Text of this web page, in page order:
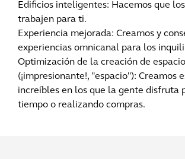
Edificios inteligentes: Hacemos que
trabajen para ti.
Experiencia mejorada: Creamos y
experiencias omnicanal para los
Optimización de la creación de espacio
(¡impresionante!, "espacio"): Creamos
increíbles en los que la gente disfruta
tiempo o realizando compras.